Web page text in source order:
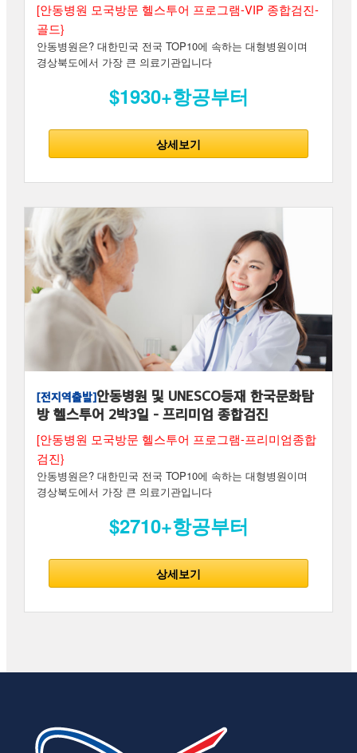
[안동병원 모국방문 헬스투어 프로그램-VIP 종합검진-
골드}
안동병원은? 대한민국 전국 TOP10에 속하는 대형병원이며
경상북도에서 가장 큰 의료기관입니다
$1930+항공부터
상세보기
[전지역출발]안동병원 및 UNESCO등재 한국문화탐
방 헬스투어 2박3일 - 프리미엄 종합검진
[안동병원 모국방문 헬스투어 프로그램-프리미엄종합
검진}
안동병원은? 대한민국 전국 TOP10에 속하는 대형병원이며
경상북도에서 가장 큰 의료기관입니다
$2710+항공부터
상세보기